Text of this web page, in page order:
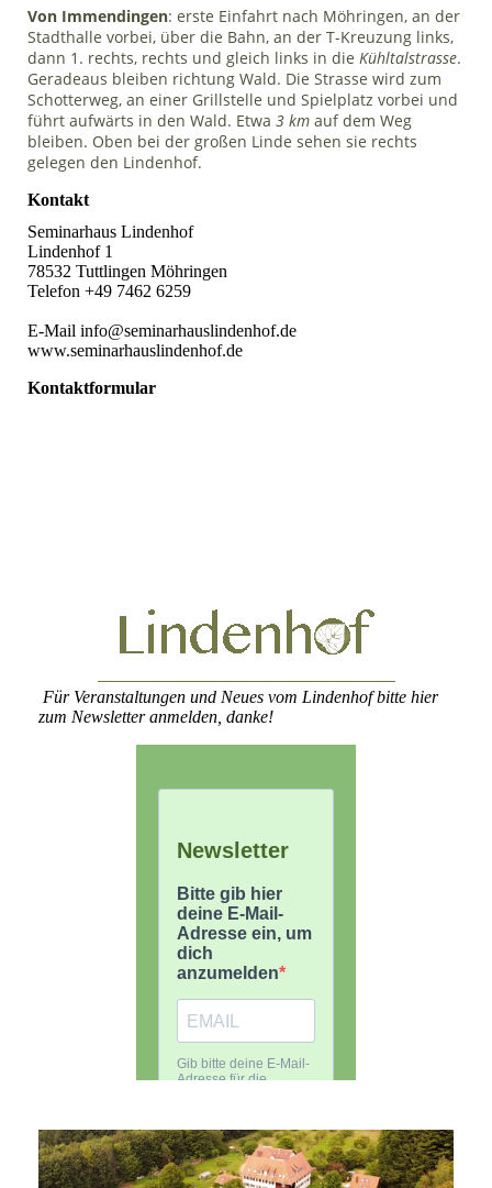
Von Immendingen: erste Einfahrt nach Möhringen, an der
Stadthalle vorbei, über die Bahn, an der T-Kreuzung links,
dann 1. rechts, rechts und gleich links in die Kühltalstrasse.
Geradeaus bleiben richtung Wald. Die Strasse wird zum
Schotterweg, an einer Grillstelle und Spielplatz vorbei und
führt aufwärts in den Wald. Etwa 3 km auf dem Weg
bleiben. Oben bei der großen Linde sehen sie rechts
gelegen den Lindenhof.
Kontakt
Seminarhaus Lindenhof
Lindenhof 1
78532 Tuttlingen Möhringen
Telefon +49 7462 6259
E-Mail info@seminarhauslindenhof.de
www.seminarhauslindenhof.de
Kontaktformular
Für Veranstaltungen und Neues vom Lindenhof bitte hier
zum Newsletter anmelden, danke!